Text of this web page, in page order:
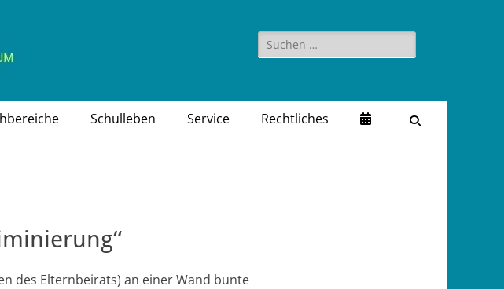
Suchen
nach:
Schulleben Service Rechtliches
des Elternbeirats) an einer Wand bunte